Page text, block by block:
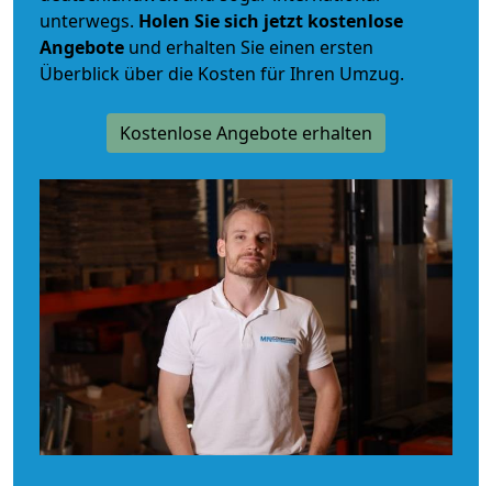
unterwegs. Holen Sie sich jetzt kostenlose
Angebote und erhalten Sie einen ersten
Überblick über die Kosten für Ihren Umzug.
Kostenlose Angebote erhalten